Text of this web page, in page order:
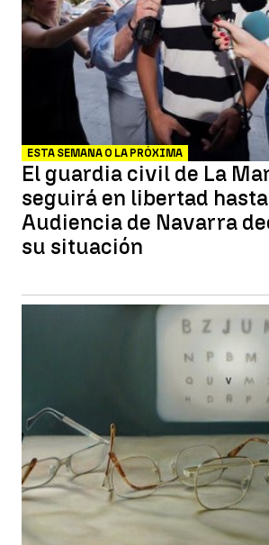
ESTA SEMANA O LA PRÓXIMA
El guardia civil de La
seguirá en libertad
Audiencia de Navarra
su situación